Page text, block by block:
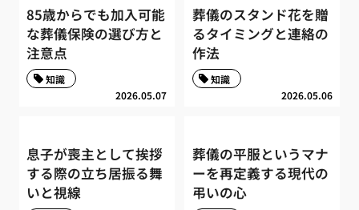
85歳からでも加入可能
な葬儀保険の選び方と
注意点
2026.05.07
知識
葬儀のスタンド花を贈
るタイミングと連絡の
作法
2026.05.06
知識
息子が喪主として挨拶
する際の立ち居振る舞
いと視線
葬儀の平服というマナ
ーを再定義する現代の
弔いの心